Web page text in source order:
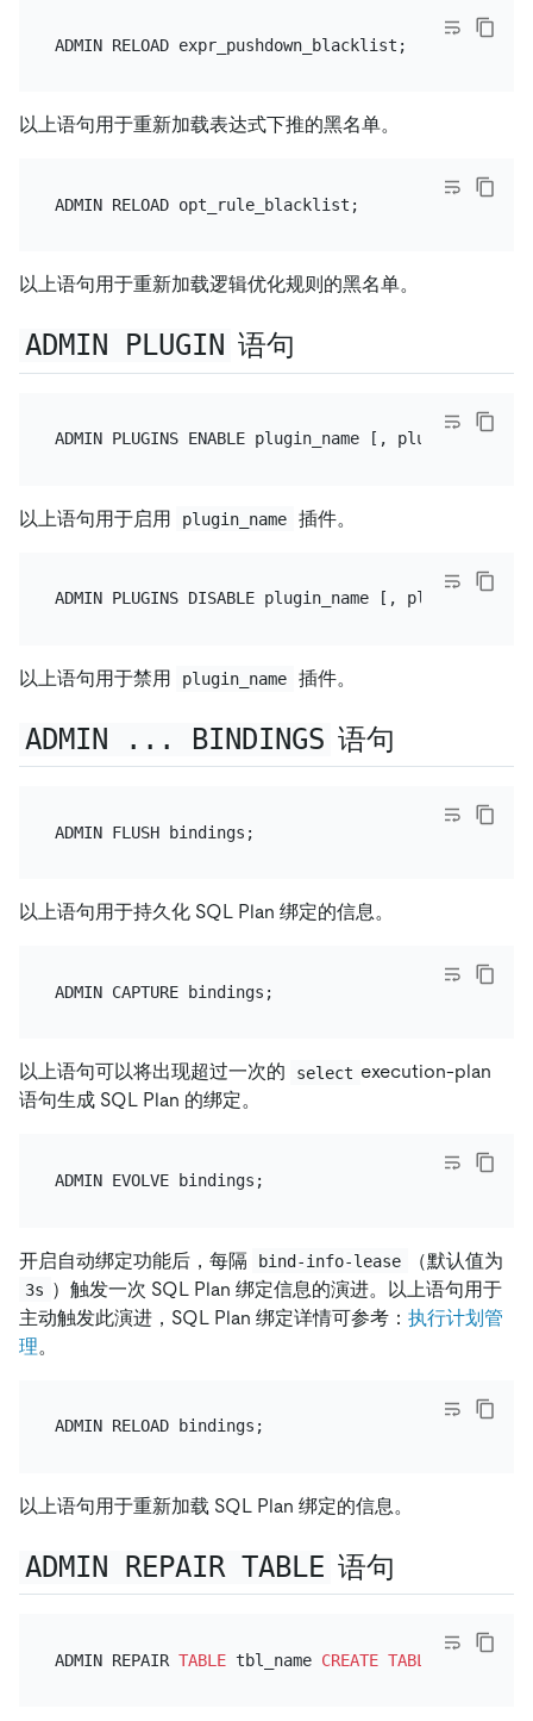
以上语句用于重新加载表达式下推的黑名单。
以上语句用于重新加载逻辑优化规则的黑名单。
ADMIN PLUGIN 语句
以上语句用于启用 plugin_name 插件。
以上语句用于禁用 plugin_name 插件。
ADMIN ... BINDINGS 语句
以上语句用于持久化 SQL Plan 绑定的信息。
以上语句可以将出现超过一次的 select execution-plan
语句生成 SQL Plan 的绑定。
开启自动绑定功能后，每隔 bind-info-lease （默认值为
3s ）触发一次 SQL Plan 绑定信息的演进。以上语句用于
主动触发此演进，SQL Plan 绑定详情可参考： 执行计划管
理。
以上语句用于重新加载 SQL Plan 绑定的信息。
ADMIN REPAIR TABLE 语句
ADMIN REPAIR TABLE tbl_name CREATE TABLE